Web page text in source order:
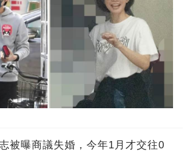
被曝商議失婚，今年1月才交往0